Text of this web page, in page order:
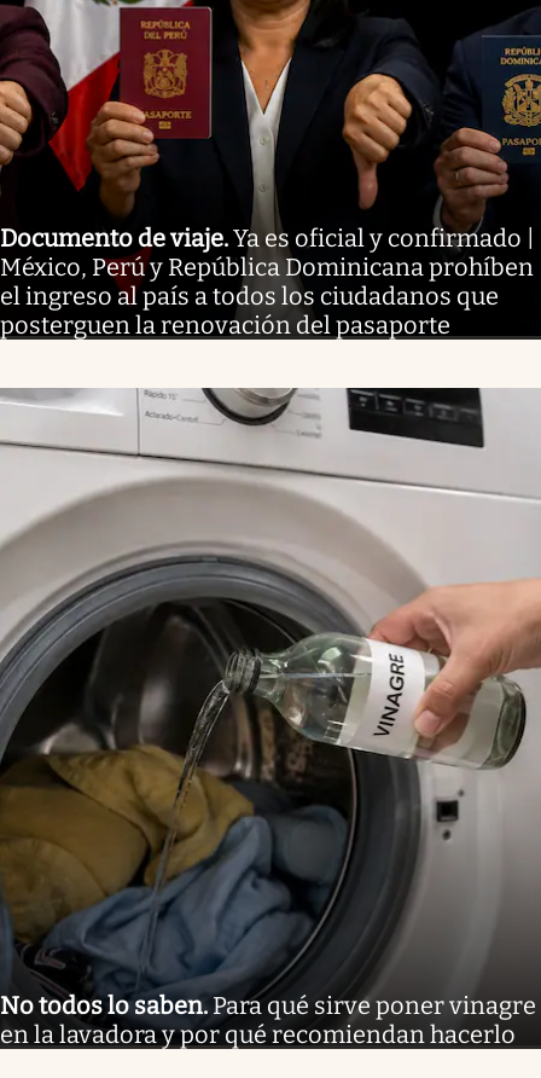
Documento de viaje.Ya es oficial y confirmado |
México, Perú y República Dominicana prohíben
el ingreso al país a todos los ciudadanos que
posterguen la renovación del pasaporte
No todos lo saben. Para qué sirve poner vinagre
en la lavadora y por qué recomiendan hacerlo